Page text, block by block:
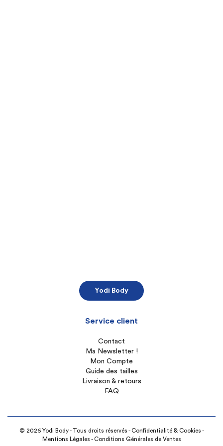
Yodi Body
Service client
Contact
Ma Newsletter !
Mon Compte
Guide des tailles
Livraison & retours
FAQ
© 2026 Yodi Body - Tous droits réservés -Confidentialité & Cookies -
Mentions Légales -Conditions Générales de Ventes